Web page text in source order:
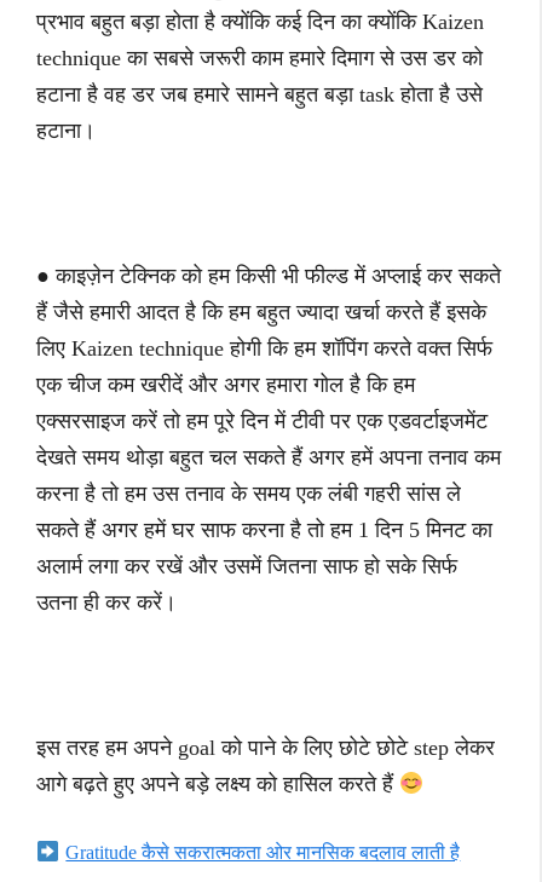
प्रभाव बहुत बड़ा होता है क्योंकि कई दिन का क्योंकि Kaizen
technique का सबसे जरूरी काम हमारे दिमाग से उस डर को
हटाना है वह डर जब हमारे सामने बहुत बड़ा task होता है उसे
हटाना।
● काइज़ेन टेक्निक को हम किसी भी फील्ड में अप्लाई कर सकते
हैं जैसे हमारी आदत है कि हम बहुत ज्यादा खर्चा करते हैं इसके
लिए Kaizen technique होगी कि हम शॉपिंग करते वक्त सिर्फ
एक चीज कम खरीदें और अगर हमारा गोल है कि हम
एक्सरसाइज करें तो हम पूरे दिन में टीवी पर एक एडवर्टाइजमेंट
देखते समय थोड़ा बहुत चल सकते हैं अगर हमें अपना तनाव कम
करना है तो हम उस तनाव के समय एक लंबी गहरी सांस ले
सकते हैं अगर हमें घर साफ करना है तो हम 1 दिन 5 मिनट का
अलार्म लगा कर रखें और उसमें जितना साफ हो सके सिर्फ
उतना ही कर करें।
इस तरह हम अपने goal को पाने के लिए छोटे छोटे step लेकर
आगे बढ़ते हुए अपने बड़े लक्ष्य को हासिल करते हैं
Gratitude कैसे सकरात्मकता ओर मानसिक बदलाव लाती है